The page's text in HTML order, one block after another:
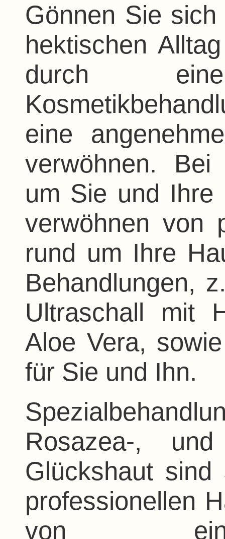
Gönnen Sie
hektischen
durch eine
eine
verwöhnen.
um Sie und Ihre
verwöhnen von
rund um Ihre
Behandlungen,
Ultraschall mit
Aloe Vera,
für Sie und Ihn.
Rosazea-,
Glückshaut
professionellen
von